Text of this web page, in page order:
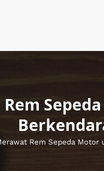
Rem Sepeda Motor